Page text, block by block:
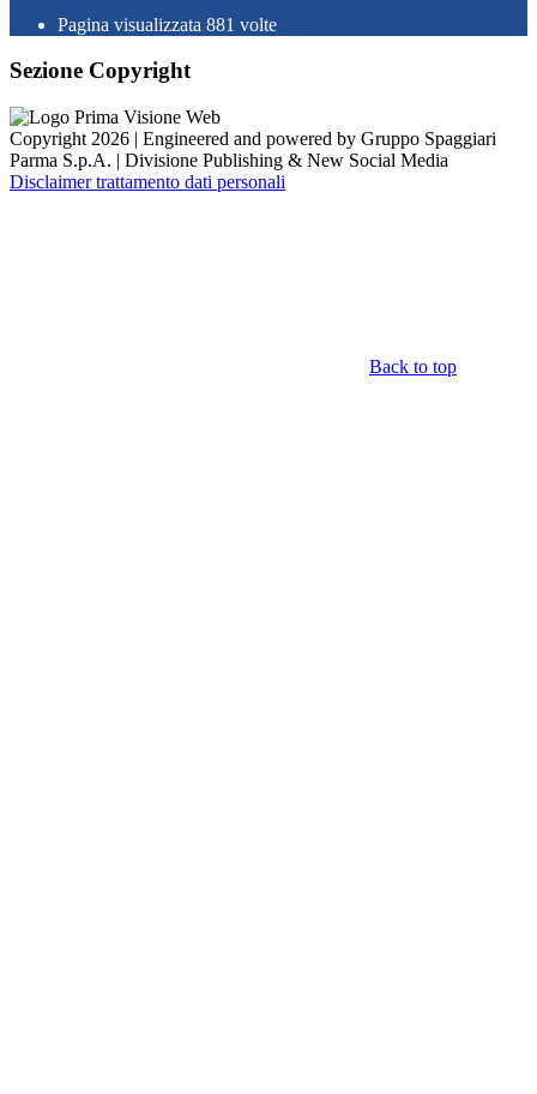
Pagina visualizzata 881 volte
Sezione Copyright
Copyright 2026 | Engineered and powered by Gruppo Spaggiari
Parma S.p.A. | Divisione Publishing & New Social Media
Disclaimer trattamento dati personali
Back to top